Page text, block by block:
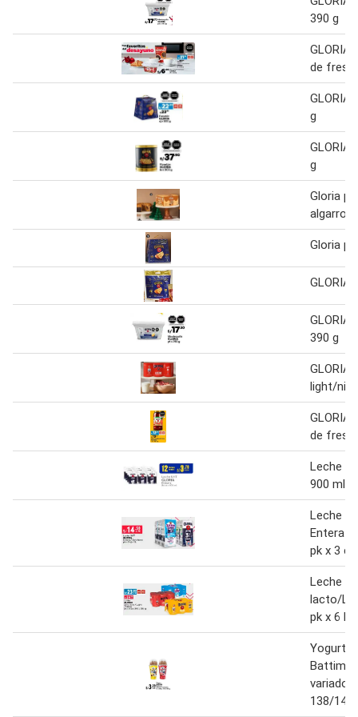
390 g
GLORIA
de fresa
GLORIA
g
GLORIA
g
Gloria
Gloria
GLORIA
GLORIA
390 g
GLORIA
light/
GLORIA
de fresa
Leche
900 ml
Leche
Entera /
pk x 3 cj
Leche
lacto/
pk x 6 la
Yogurt
Battimix
variados
138/